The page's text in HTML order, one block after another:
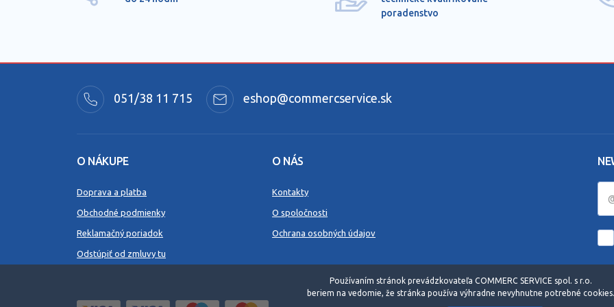
poradenstvo
051/38 11 715 eshop@commercservice.sk
O NÁKUPE
Doprava a platba
Obchodné podmienky
Reklamačný poriadok
Odstúpiť od zmluvy tu
O NÁS
Kontakty
O spoločnosti
Ochrana osobných údajov
Používaním stránok prevádzkovateľa COMMERC SERVICE spol. s r.o.
beriem na vedomie, že stránka používa výhradne nevyhnutne potrebné cookies.